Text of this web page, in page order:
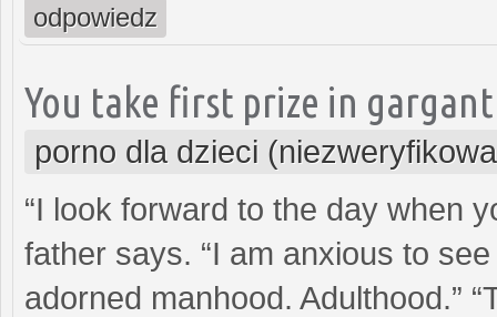
odpowiedz
You take first prize in
porno dla dzieci
“I look forward to the day when
father says. “I am anxious to
adorned manhood. Adulthood.”